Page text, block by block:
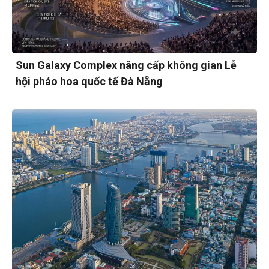
Sun Galaxy Complex nâng cấp không gian Lễ
hội pháo hoa quốc tế Đà Nẵng